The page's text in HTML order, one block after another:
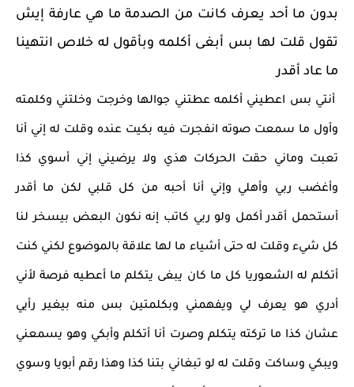
بدون ما أحد يعرف كانت من الصدمة ما هي عارفة إيش
تقول قلت لها بس أبغى أكلمه وبأقول له خلاص انتهينا
ما عاد أقدر
أنتي بس اعطيني أكلمه عطتني جوالها وخرجت وخلتني وكلمته
وأول ما سمعت صوته انفجرت فيه بكيت عنده وقلت له إني أنا
تعبت وماني حقت الحركات هذي ولا يرضيني إني أسوي كذا
وأغضب ربي وأهلي وإني أنا أحبه من كل قلبي لكن ما أقدر
أستحمل أقدر أكمل ولو ربي كاتب إنه نكون البعض بيسخر لنا
كل شيء وقلت له حتى أشياء ما لها علاقة بالموضوع لكني كنت
أتكلم له الشعوريا كل ما كان يبغى يتكلم ما أعطيه فرصة لأني
أدري هو يعرف لي ويفهمني وبكلمتين بس منه بيغير رأيي
عشان كذا ما تركته يتكلم وصرت أنا أتكلم وأبكي وهو يسمعني
ويبكي وساكت وقلت له لو تبغاني بتنا كذا وهذا رقم أبويا وسوي